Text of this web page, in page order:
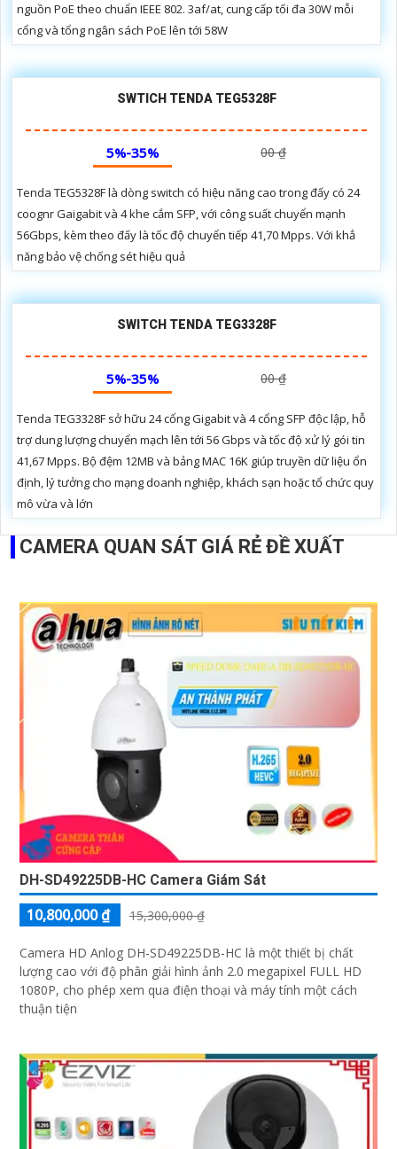
nguồn PoE theo chuẩn IEEE 802. 3af/at, cung cấp tối đa 30W mỗi
cổng và tổng ngân sách PoE lên tới 58W
SWTICH TENDA TEG5328F
5%-35% 00 ₫
Tenda TEG5328F là dòng switch có hiệu năng cao trong đấy có 24
coognr Gaigabit và 4 khe cắm SFP, với công suất chuyển mạnh
56Gbps, kèm theo đấy là tốc độ chuyển tiếp 41,70 Mpps. Với khẳ
năng bảo vệ chống sét hiệu quả
SWITCH TENDA TEG3328F
5%-35% 00 ₫
Tenda TEG3328F sở hữu 24 cổng Gigabit và 4 cổng SFP độc lập, hỗ
trợ dung lượng chuyển mạch lên tới 56 Gbps và tốc độ xử lý gói tin
41,67 Mpps. Bộ đệm 12MB và bảng MAC 16K giúp truyền dữ liệu ổn
định, lý tưởng cho mạng doanh nghiệp, khách sạn hoặc tổ chức quy
mô vừa và lớn
CAMERA QUAN SÁT GIÁ RẺ ĐỀ XUẤT
DH-SD49225DB-HC Camera Giám Sát
10,800,000 ₫ 15,300,000 ₫
Camera HD Anlog DH-SD49225DB-HC là một thiết bị chất
lượng cao với độ phân giải hình ảnh 2.0 megapixel FULL HD
1080P, cho phép xem qua điện thoại và máy tính một cách
thuận tiện